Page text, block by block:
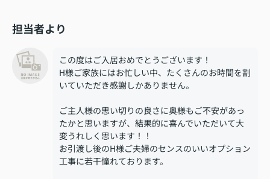
担当者より
この度はご入居おめでとうございます！
H様ご家族にはお忙しい中、たくさんのお時間を割
いていただき感謝しかありません。
ご主人様の思い切りの良さに奥様もご不安があっ
たかと思いますが、結果的に喜んでいただいて大
変うれしく思います！！
お引渡し後のH様ご夫婦のセンスのいいオプション
工事に若干憧れております。